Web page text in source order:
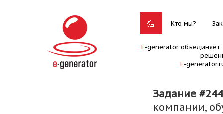
Кто мы?
E-generator объединяет
E-
Задание
компании,